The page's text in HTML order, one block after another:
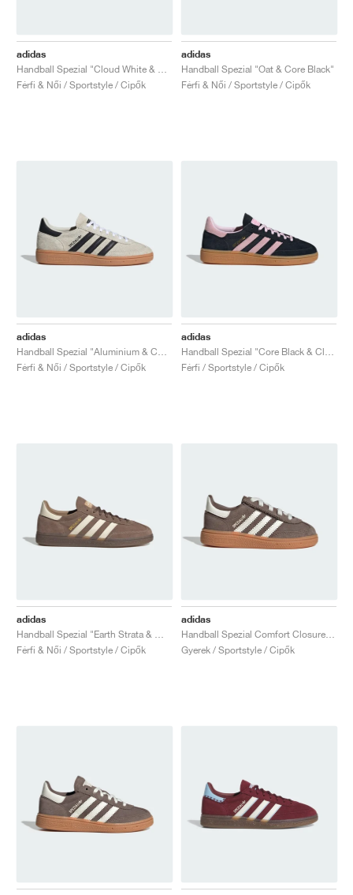
adidas
Handball Spezial "Cloud White & Light Blue"
Férfi & Női / Sportstyle / Cipők
adidas
Handball Spezial "Oat & Core Black"
Férfi & Női / Sportstyle / Cipők
adidas
Handball Spezial "Aluminium & Core Black"
Férfi & Női / Sportstyle / Cipők
adidas
Handball Spezial "Core Black & Clear Pink"
Férfi / Sportstyle / Cipők
adidas
Handball Spezial "Earth Strata & Wonder White"
Férfi & Női / Sportstyle / Cipők
adidas
Handball Spezial Comfort Closure Elastic Lace "Earth Strata & Off White"
Gyerek / Sportstyle / Cipők